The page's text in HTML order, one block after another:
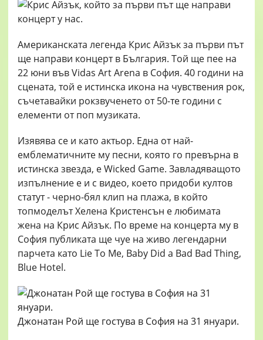
Американската легенда Крис Айзък за първи път
ще направи концерт в България. Той ще пее на
22 юни във Vidas Art Arena в София. 40 години на
сцената, той е истинска икона на чувствения рок,
съчетавайки рокзвученето от 50-те години с
елементи от поп музиката.
Изявява се и като актьор. Една от най-
емблематичните му песни, която го превърна в
истинска звезда, е Wicked Game. Завладяващото
изпълнение е и с видео, което придоби култов
статут - черно-бял клип на плажа, в който
топмоделът Хелена Кристенсън е любимата
жена на Крис Айзък. По време на концерта му в
София публиката ще чуе на живо легендарни
парчета като Lie To Me, Baby Did a Bad Bad Thing,
Blue Hotel.
Джонатан Рой ще гостува в София на 31 януари.